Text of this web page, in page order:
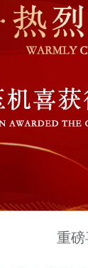
重